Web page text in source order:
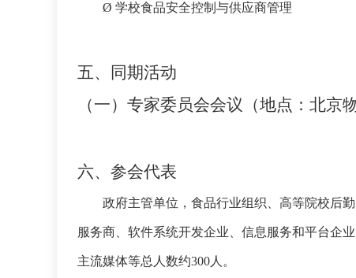
Ø 学校食品安全控制与供应商管理
五、同期活动
（一）专家委员会会议（地点：北京
六、参会代表
政府主管单位，食品行业组织、高等院校后
服务商、软件系统开发企业、信息服务和平台企
主流媒体等总人数约300人。